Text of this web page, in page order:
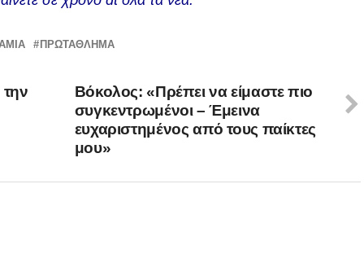
ΠΡΩΤΆΘΛΗΜΑ
Βόκολος: «Πρέπει να είμαστε πιο
συγκεντρωμένοι – Έμεινα
ευχαριστημένος από τους παίκτες
μου»